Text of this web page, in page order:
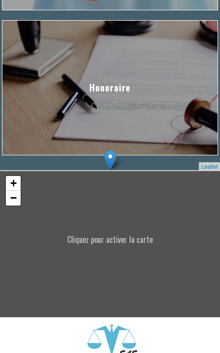
Honoraire
Cliquez pour activer la carte
+
−
Leaflet